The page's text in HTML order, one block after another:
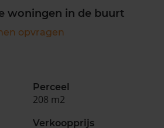
woningen in de buurt
opvragen
Perceel
208 m2
Verkoopprijs